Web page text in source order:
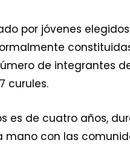
por jóvenes
de integrantes
curules.
es de cuatro años,
con las